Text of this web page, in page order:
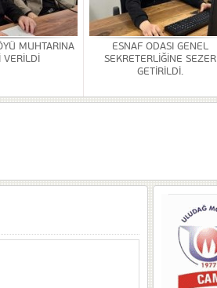
ADAY OLDU
MUHTARINA
VERİLDİ
ESNAF ODASI GENEL
SEKRETERLİĞİNE SEZER
GETİRİLDİ.